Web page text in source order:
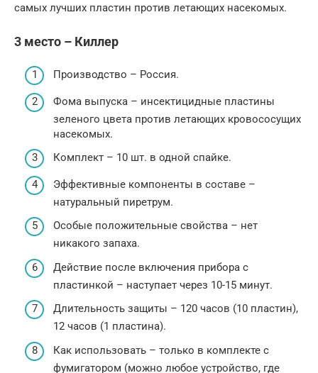
самых лучших пластин против летающих насекомых.
3 место – Киллер
Производство – Россия.
Фома выпуска – инсектицидные пластины
зеленого цвета против летающих кровососущих
насекомых.
Комплект – 10 шт. в одной спайке.
Эффективные компоненты в составе –
натуральный пиретрум.
Особые положительные свойства – нет
никакого запаха.
Действие после включения прибора с
пластинкой – наступает через 10-15 минут.
Длительность защиты – 120 часов (10 пластин),
12 часов (1 пластина).
Как использовать – только в комплекте с
фумигатором (можно любое устройство, где